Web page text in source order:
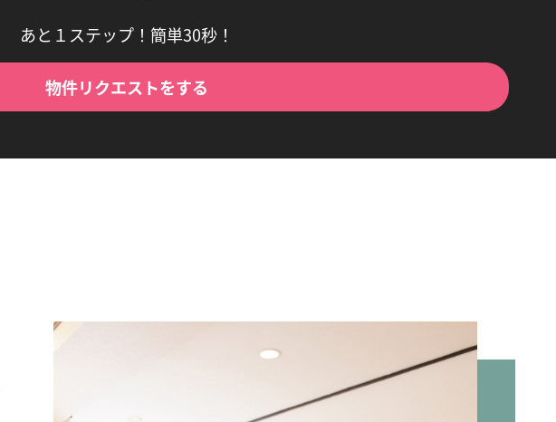
あと１ステップ！簡単30秒！
物件リクエストをする